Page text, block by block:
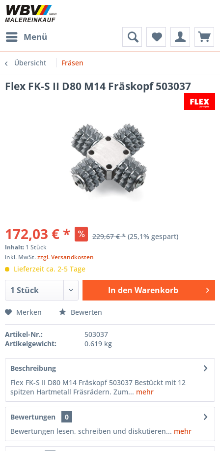
Menü
Übersicht Fräsen
Flex FK-S II D80 M14 Fräskopf 503037
172,03 € * 229,67 € * (25,1% gespart)
Inhalt: 1 Stück
inkl. MwSt.zzgl. Versandkosten
Lieferzeit ca. 2-5 Tage
In den Warenkorb
Merken Bewerten
Artikel-Nr.:
503037
Artikelgewicht:
0.619 kg
Beschreibung
Flex FK-S II D80 M14 Fräskopf 503037 Bestückt mit 12
spitzen Hartmetall Fräsrädern. Zum... mehr
Bewertungen
0
Bewertungen lesen, schreiben und diskutieren... mehr